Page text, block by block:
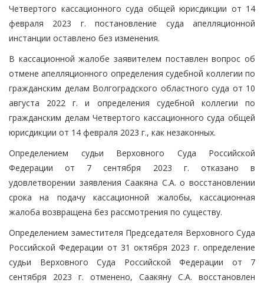
Четвертого кассационного суда общей юрисдикции от 14
февраля 2023 г. постановление суда апелляционной
инстанции оставлено без изменения.
В кассационной жалобе заявителем поставлен вопрос об
отмене апелляционного определения судебной коллегии по
гражданским делам Волгоградского областного суда от 10
августа 2022 г. и определения судебной коллегии по
гражданским делам Четвертого кассационного суда общей
юрисдикции от 14 февраля 2023 г., как незаконных.
Определением судьи Верховного Суда Российской
Федерации от 7 сентября 2023 г. отказано в
удовлетворении заявления Саакяна С.А. о восстановлении
срока на подачу кассационной жалобы, кассационная
жалоба возвращена без рассмотрения по существу.
Определением заместителя Председателя Верховного Суда
Российской Федерации от 31 октября 2023 г. определение
судьи Верховного Суда Российской Федерации от 7
сентября 2023 г. отменено, Саакяну С.А. восстановлен